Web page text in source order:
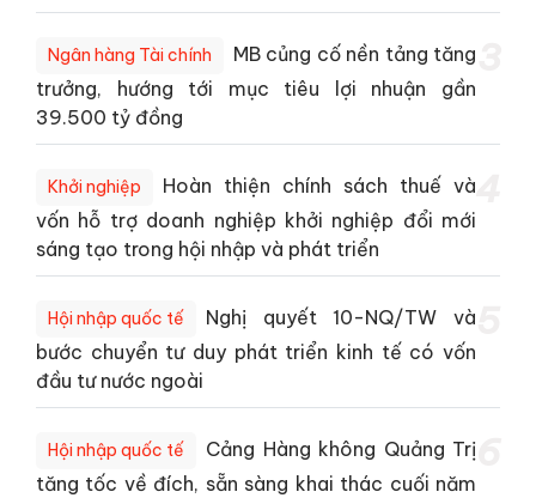
Ngân hàng Tài chính
MB củng cố nền tảng tăng
trưởng, hướng tới mục tiêu lợi nhuận gần
39.500 tỷ đồng
Khởi nghiệp
Hoàn thiện chính sách thuế và
vốn hỗ trợ doanh nghiệp khởi nghiệp đổi mới
sáng tạo trong hội nhập và phát triển
Hội nhập quốc tế
Nghị quyết 10-NQ/TW và
bước chuyển tư duy phát triển kinh tế có vốn
đầu tư nước ngoài
Hội nhập quốc tế
Cảng Hàng không Quảng Trị
tăng tốc về đích, sẵn sàng khai thác cuối năm